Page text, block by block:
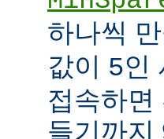
하나씩
값이 5인
접속하면
들기까지